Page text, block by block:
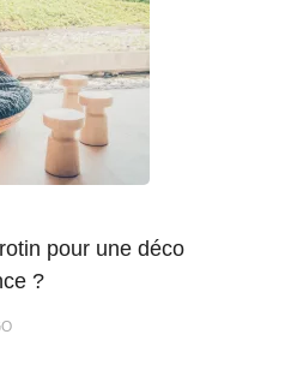
pour une déco
?